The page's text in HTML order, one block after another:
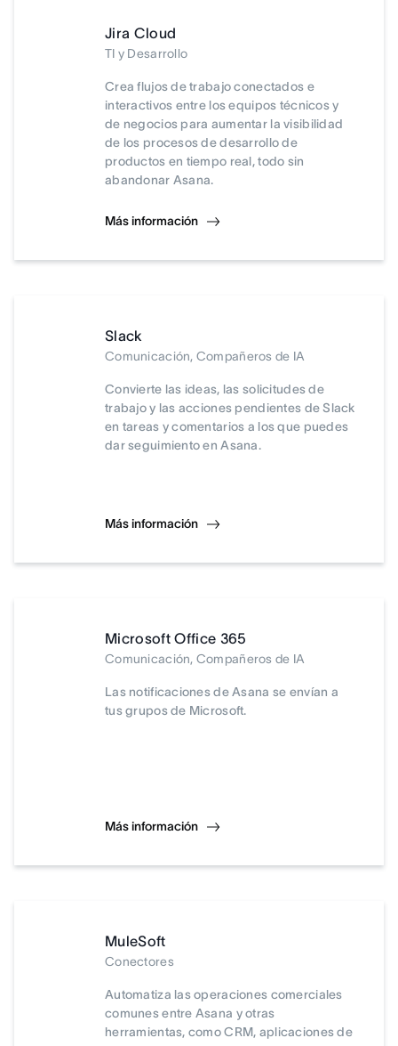
Jira Cloud
TI y Desarrollo
Crea flujos de trabajo conectados e
interactivos entre los equipos técnicos y
de negocios para aumentar la visibilidad
de los procesos de desarrollo de
productos en tiempo real, todo sin
abandonar Asana.
Más información
Slack
Comunicación, Compañeros de IA
Convierte las ideas, las solicitudes de
trabajo y las acciones pendientes de Slack
en tareas y comentarios a los que puedes
dar seguimiento en Asana.
Más información
Microsoft Office 365
Comunicación, Compañeros de IA
Las notificaciones de Asana se envían a
tus grupos de Microsoft.
Más información
MuleSoft
Conectores
Automatiza las operaciones comerciales
comunes entre Asana y otras
herramientas, como CRM, aplicaciones de